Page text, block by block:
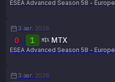
ESEA Advanced Season 58 - Europe
3 авг. 2026
0 : 1 MTX
ESEA Advanced Season 58 - Europe
3 авг. 2026